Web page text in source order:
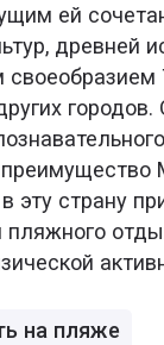
ей
древней
городов.
эту страну
пляжного
на пляже